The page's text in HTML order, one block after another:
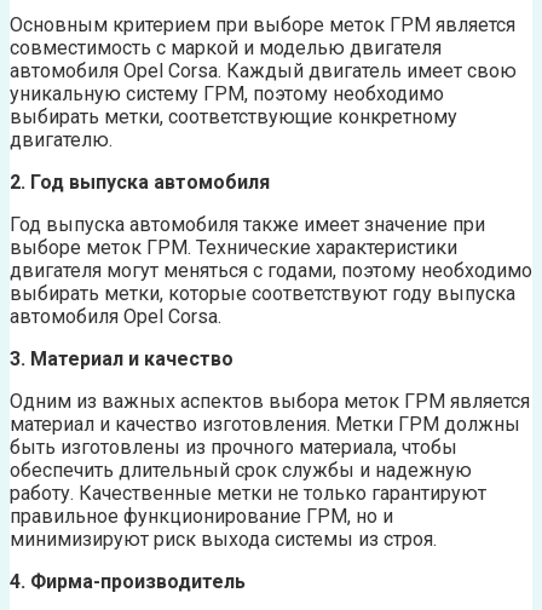
Основным критерием при выборе меток ГРМ является
совместимость с маркой и моделью двигателя
автомобиля Opel Corsa. Каждый двигатель имеет свою
уникальную систему ГРМ, поэтому необходимо
выбирать метки, соответствующие конкретному
двигателю.
2. Год выпуска автомобиля
Год выпуска автомобиля также имеет значение при
выборе меток ГРМ. Технические характеристики
двигателя могут меняться с годами, поэтому необходимо
выбирать метки, которые соответствуют году выпуска
автомобиля Opel Corsa.
3. Материал и качество
Одним из важных аспектов выбора меток ГРМ является
материал и качество изготовления. Метки ГРМ должны
быть изготовлены из прочного материала, чтобы
обеспечить длительный срок службы и надежную
работу. Качественные метки не только гарантируют
правильное функционирование ГРМ, но и
минимизируют риск выхода системы из строя.
4. Фирма-производитель